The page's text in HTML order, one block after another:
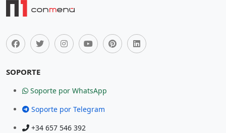
SOPORTE
Soporte por WhatsApp
Soporte por Telegram
+34 657 546 392